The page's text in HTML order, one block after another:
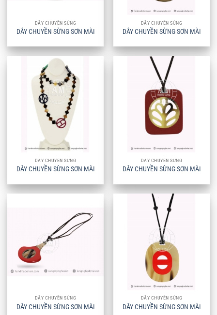
DÂY CHUYỀN SỪNG
DÂY CHUYỀN SỪNG SƠN MÀI
DÂY CHUYỀN SỪNG
DÂY CHUYỀN SỪNG SƠN MÀI
DÂY CHUYỀN SỪNG
DÂY CHUYỀN SỪNG SƠN MÀI
DÂY CHUYỀN SỪNG
DÂY CHUYỀN SỪNG SƠN MÀI
DÂY CHUYỀN SỪNG
DÂY CHUYỀN SỪNG SƠN MÀI
DÂY CHUYỀN SỪNG
DÂY CHUYỀN SỪNG SƠN MÀI